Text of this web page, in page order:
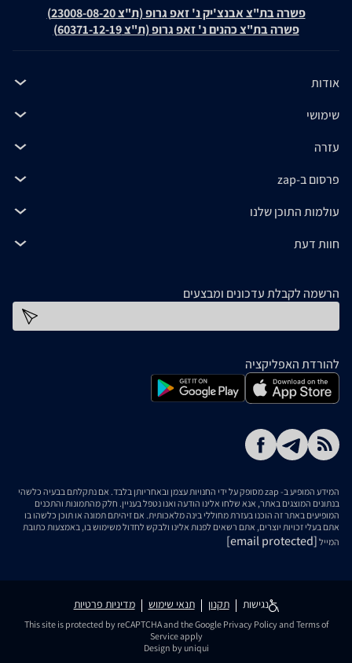
פשרה בת"צ אבנצ'יק נ' זאפ גרופ (ת"צ 23008-08-20)
פשרה בת"צ כהנים נ' זאפ גרופ (ת"צ 60371-12-19)
אודות
שימושי
עזרה
פרסום ב-zap
עולמות התוכן שלנו
חוות דעת
הרשמה לקבלת עדכונים ומבצעים
להורדת האפליקציה
המידע המופיע ב- zap מסופק על ידי החנויות עצמן ובאחריותן בלבד. אם נתקלתם בבעיה כלשהי
בנתונים המוצגים באתר, אנא שלחו אלינו הודעה ואנו נטפל בעניין. חלק מהתמונות והתכנים
המופיעים באתר זה הוכנו בעזרת מחוללי בינה מלאכותית. אם זיהיתם תמונה או תוכן כלשהו בו
אתם בעלי זכויות יוצרים, אתם רשאים לפנות אלינו ולבקש לחדול משימוש בו, באמצעות כתובת
המייל [email protected]
נגישות תקנון תנאי שימוש מדיניות פרטיות
This site is protected by reCAPTCHA and the Google Privacy Policyand Terms of
Serviceapply
Design by uniqui